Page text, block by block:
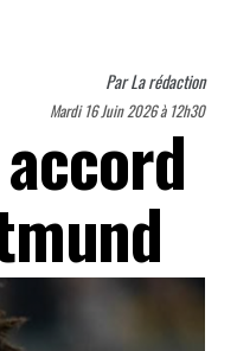
ParLa rédaction
Mardi 16 Juin 2026 à 12h30